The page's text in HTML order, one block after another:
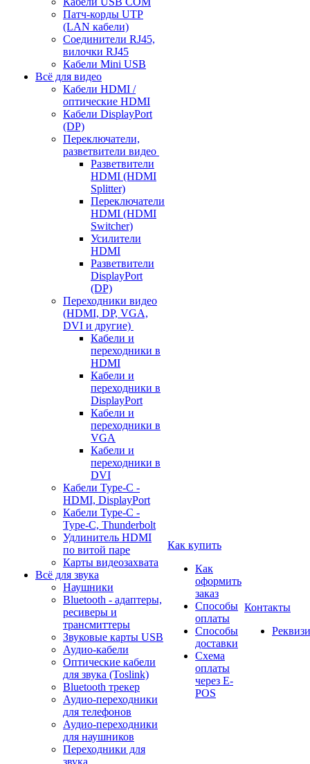
Патч-корды UTP
(LAN кабели)
Соединители RJ45,
вилочки RJ45
Кабели Mini USB
Всё для видео
Кабели HDMI /
оптические HDMI
Кабели DisplayPort
(DP)
Переключатели,
разветвители видео
Разветвители
HDMI (HDMI
Splitter)
Переключатели
HDMI (HDMI
Switcher)
Усилители
HDMI
Разветвители
DisplayPort
(DP)
Переходники видео
(HDMI, DP, VGA,
DVI и другие)
Кабели и
переходники в
HDMI
Кабели и
переходники в
DisplayPort
Кабели и
переходники в
VGA
Кабели и
переходники в
DVI
Кабели Type-C -
HDMI, DisplayPort
Кабели Type-C -
Type-C, Thunderbolt
Удлинитель HDMI
по витой паре
Карты видеозахвата
Всё для звука
Наушники
Bluetooth - адаптеры,
ресиверы и
трансмиттеры
Звуковые карты USB
Аудио-кабели
Оптические кабели
для звука (Toslink)
Bluetooth трекер
Аудио-переходники
для телефонов
Аудио-переходники
для наушников
Переходники для
звука
Как купить
Как
оформить
заказ
Способы
оплаты
Способы
доставки
Схема
оплаты
через E-
POS
Контакты